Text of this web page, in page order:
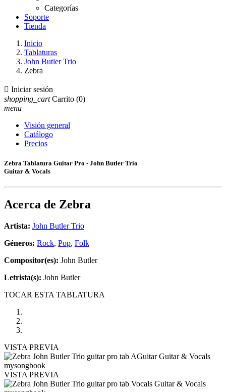
Categorías
Soporte
Tienda
Inicio
Tablaturas
John Butler Trio
Zebra
 Iniciar sesión
shopping_cart Carrito (0)
menu
Visión general
Catálogo
Precios
Zebra Tablatura Guitar Pro - John Butler Trio
Guitar & Vocals
Acerca de Zebra
Artista: John Butler Trio
Géneros: Rock, Pop, Folk
Compositor(es): John Butler
Letrista(s): John Butler
TOCAR ESTA TABLATURA
VISTA PREVIA
VISTA PREVIA